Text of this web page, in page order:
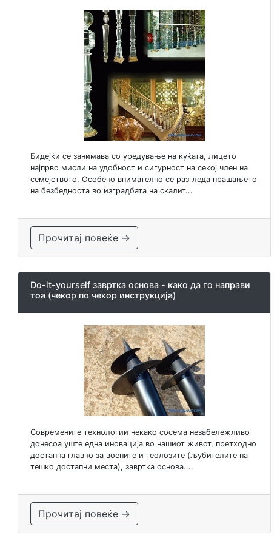
Бидејќи се занимава со уредување на куќата, лицето
најпрво мисли на удобност и сигурност на секој член на
семејството. Особено внимателно се разгледа прашањето
на безбедноста во изградбата на скалит...
Прочитај повеќе →
Do-it-yourself завртка основа - како да го направи
тоа (чекор по чекор инструкција)
Современите технологии некако сосема незабележливо
донесоа уште една иновација во нашиот живот, претходно
достапна главно за воените и геолозите (љубителите на
тешко достапни места), завртка основа....
Прочитај повеќе →